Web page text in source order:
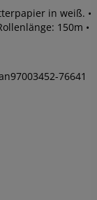
in weiß. •
150m •
76641